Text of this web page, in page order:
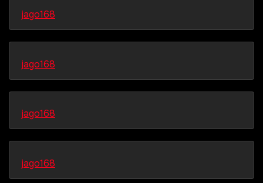
jago168
jago168
jago168
jago168